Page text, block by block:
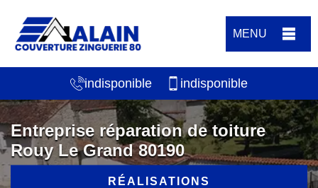
MENU
indisponible indisponible
Entreprise réparation de toiture
Rouy Le Grand 80190
RÉALISATIONS